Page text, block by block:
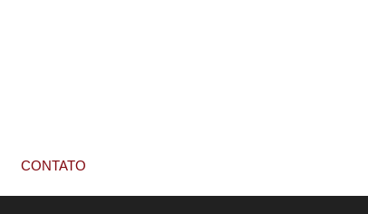
CONTATO